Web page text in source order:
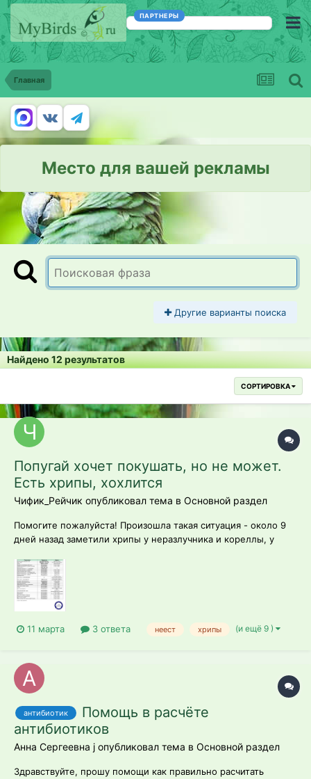
ПАРТНЕРЫ
Главная
Место для вашей рекламы
Другие варианты поиска
Найдено 12 результатов
СОРТИРОВКА
Попугай хочет покушать, но не может.
Есть хрипы, хохлится
Чифик_Рейчик опубликовал тема в Основной раздел
Помогите пожалуйста! Произошла такая ситуация - около 9
дней назад заметили хрипы у неразлучника и кореллы, у
давать корелле антибиотики (давали разбавленный с водой в
инсулиновом шприце без иглы), потому что он ими давился,
неразлучнику продолж...
11 марта 3 ответа неест хрипы (и ещё 9 )
антибиотик
Помощь в расчёте
антибиотиков
Анна Сергеевна j опубликовал тема в Основной раздел
Здравствуйте, прошу помощи как правильно расчитать